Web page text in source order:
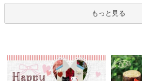
もっと見る